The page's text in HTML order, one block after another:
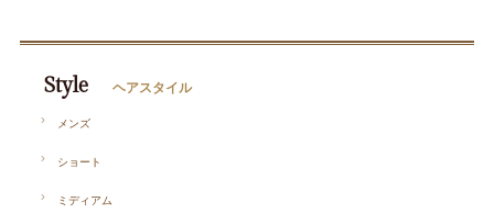
Style ヘアスタイル
メンズ
ショート
ミディアム